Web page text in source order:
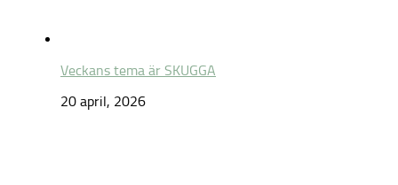
Veckans tema är SKUGGA
20 april, 2026